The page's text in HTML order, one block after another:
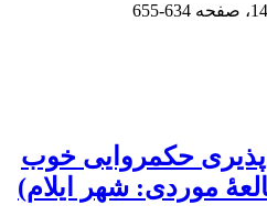
634-655
حکمروایی خوب
موردی: شهر ایلام)